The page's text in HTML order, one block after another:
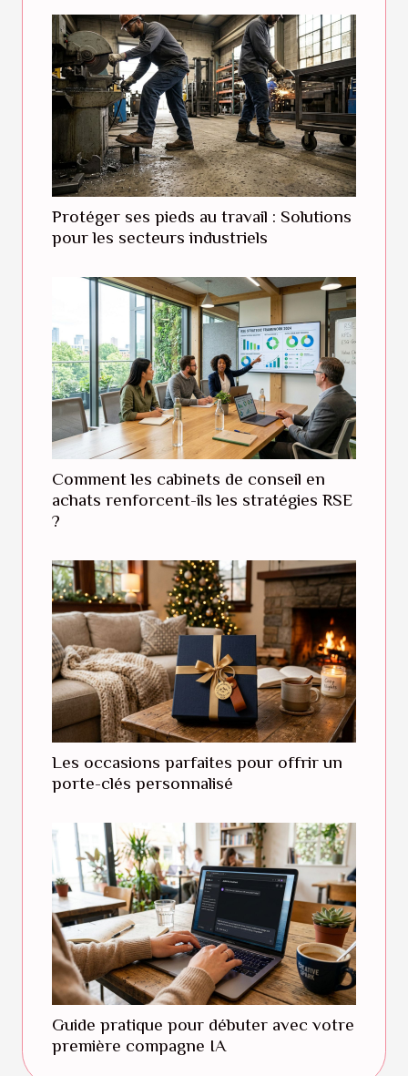
Protéger ses pieds au travail : Solutions
pour les secteurs industriels
Comment les cabinets de conseil en
achats renforcent-ils les stratégies RSE
?
Les occasions parfaites pour offrir un
porte-clés personnalisé
Guide pratique pour débuter avec votre
première compagne IA